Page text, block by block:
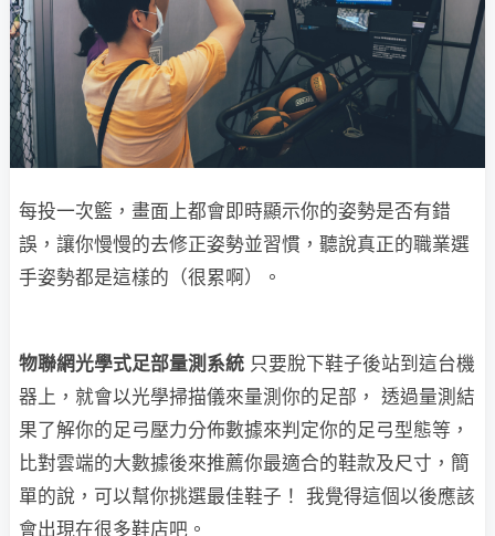
每投一次籃，畫面上都會即時顯示你的姿勢是否有錯
誤，讓你慢慢的去修正姿勢並習慣，聽說真正的職業選
手姿勢都是這樣的（很累啊）。
物聯網光學式足部量測系統 只要脫下鞋子後站到這台機
器上，就會以光學掃描儀來量測你的足部， 透過量測結
果了解你的足弓壓力分佈數據來判定你的足弓型態等，
比對雲端的大數據後來推薦你最適合的鞋款及尺寸，簡
單的說，可以幫你挑選最佳鞋子！ 我覺得這個以後應該
會出現在很多鞋店吧。